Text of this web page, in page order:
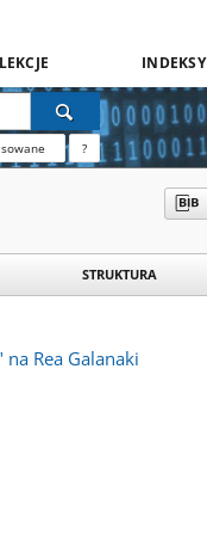
INDEKSY
?
STRUKTURA
Rea Galanaki